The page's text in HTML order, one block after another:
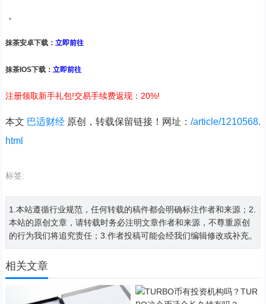
，
抹茶安卓下载： 立即前往
抹茶IOS下载： 立即前往
注册领取新手礼包!交易手续费返现：20%!
本文 巴适财经原创，转载保留链接！网址： /article/1210568.
html
标签:
1.本站遵循行业规范，任何转载的稿件都会明确标注作者和来源；2.
本站的原创文章，请转载时务必注明文章作者和来源，不尊重原创
的行为我们将追究责任；3.作者投稿可能会经我们编辑修改或补充。
相关文章